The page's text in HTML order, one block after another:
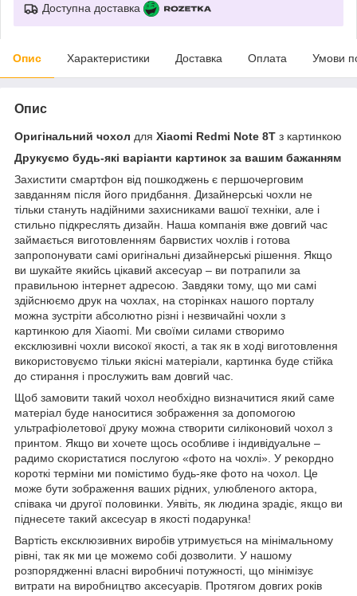
Доступна доставка
Опис Характеристики Доставка Оплата Умови
Опис
Оригінальний чохол для Xiaomi Redmi Note 8T з картинкою
Друкуємо будь-які варіанти картинок за вашим бажанням
Захистити смартфон від пошкоджень є першочерговим
завданням після його придбання. Дизайнерські чохли не
тільки стануть надійними захисниками вашої техніки, але і
стильно підкреслять дизайн. Наша компанія вже довгий час
займається виготовленням барвистих чохлів і готова
запропонувати самі оригінальні дизайнерські рішення. Якщо
ви шукайте якийсь цікавий аксесуар – ви потрапили за
правильною інтернет адресою. Завдяки тому, що ми самі
здійснюємо друк на чохлах, на сторінках нашого порталу
можна зустріти абсолютно різні і незвичайні чохли з
картинкою для Xiaomi. Ми своїми силами створимо
ексклюзивні чохли високої якості, а так як в ході виготовлення
використовуємо тільки якісні матеріали, картинка буде стійка
до стирання і прослужить вам довгий час.
Щоб замовити такий чохол необхідно визначитися який саме
матеріал буде наноситися зображення за допомогою
ультрафіолетової друку можна створити силіконовий чохол з
принтом. Якщо ви хочете щось особливе і індивідуальне –
радимо скористатися послугою «фото на чохлі». У рекордно
короткі терміни ми помістимо будь-яке фото на чохол. Це
може бути зображення ваших рідних, улюбленого актора,
співака чи другої половинки. Уявіть, як людина зрадіє, якщо ви
піднесете такий аксесуар в якості подарунка!
Вартість ексклюзивних виробів утримується на мінімальному
рівні, так як ми це можемо собі дозволити. У нашому
розпорядженні власні виробничі потужності, що мінімізує
витрати на виробництво аксесуарів. Протягом довгих років